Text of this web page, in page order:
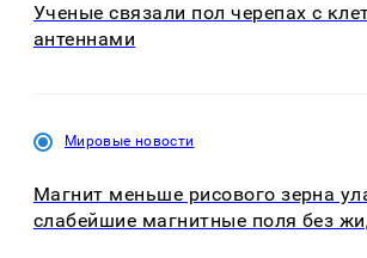
Ученые связали пол черепах с
антеннами
Мировые новости
Магнит меньше рисового зерна
слабейшие магнитные поля без